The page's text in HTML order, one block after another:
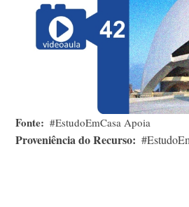
Fonte #EstudoEmCasa Apoia
Proveniência do Recurso